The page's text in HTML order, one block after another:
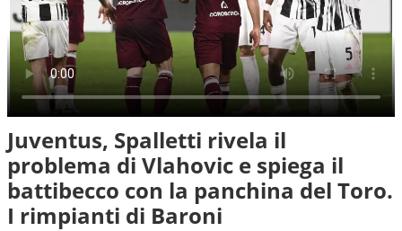
Juventus, Spalletti rivela il
problema di Vlahovic e spiega il
battibecco con la panchina del Toro.
I rimpianti di Baroni